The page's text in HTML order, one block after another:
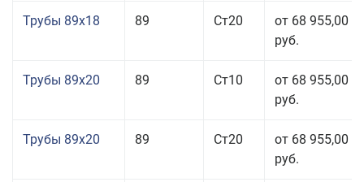
Трубы 89x18 89 Ст20
от 68 955,00
руб.
Трубы 89x20 89 Ст10
от 68 955,00
руб.
Трубы 89x20 89 Ст20
от 68 955,00
руб.